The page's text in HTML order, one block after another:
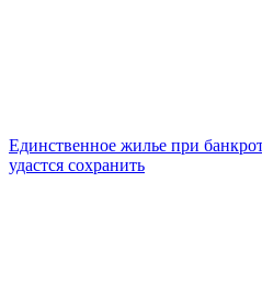
Единственное жилье при
удастся сохранить